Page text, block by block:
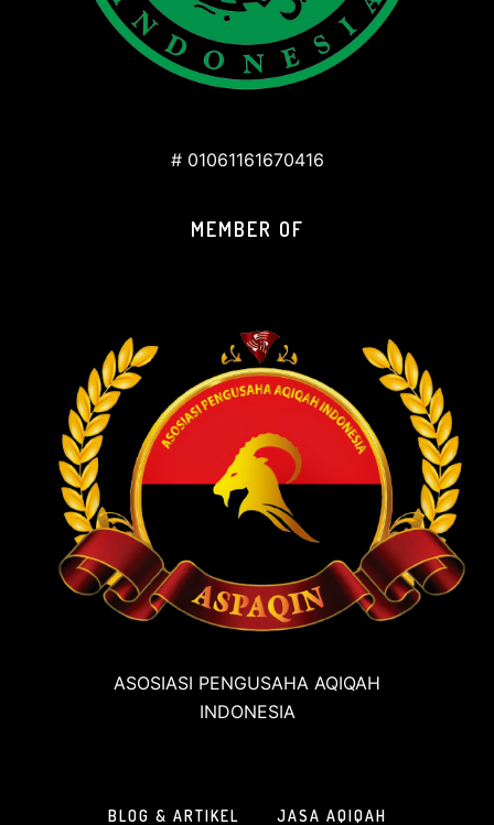
# 01061161670416
MEMBER OF
ASOSIASI PENGUSAHA AQIQAH
INDONESIA
BLOG & ARTIKEL JASA AQIQAH